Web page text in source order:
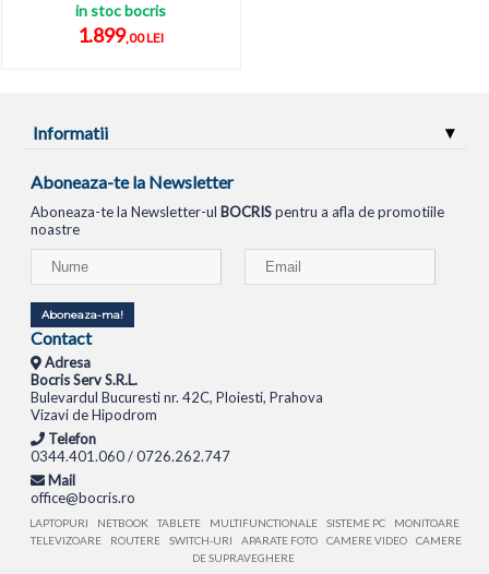
in stoc bocris
1.899,00 LEI
Informatii
Aboneaza-te la Newsletter
Aboneaza-te la Newsletter-ul BOCRISpentru a afla de promotiile
noastre
Aboneaza-ma!
Contact
Adresa
Bocris Serv S.R.L.
Bulevardul Bucuresti nr. 42C, Ploiesti, Prahova
Vizavi de Hipodrom
Telefon
0344.401.060 / 0726.262.747
Mail
office@bocris.ro
LAPTOPURI NETBOOK TABLETE MULTIFUNCTIONALE SISTEME PC
MONITOARE
TELEVIZOARE
ROUTERE SWITCH-URI APARATE FOTO CAMERE VIDEO
CAMERE
DE SUPRAVEGHERE